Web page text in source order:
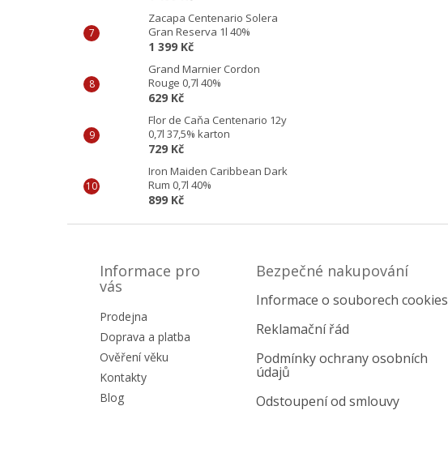
Zacapa Centenario Solera
Gran Reserva 1l 40%
1 399 Kč
Grand Marnier Cordon
Rouge 0,7l 40%
629 Kč
Flor de Caňa Centenario 12y
0,7l 37,5% karton
729 Kč
Iron Maiden Caribbean Dark
Rum 0,7l 40%
899 Kč
Informace pro
vás
Prodejna
Doprava a platba
Ověření věku
Kontakty
Blog
Bezpečné nakupování
Informace o souborech cookies
Reklamační řád
Podmínky ochrany osobních
údajů
Odstoupení od smlouvy